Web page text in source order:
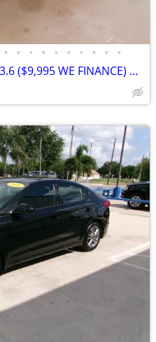
• • • • • • • • • •
2016 DODGE CHARGER SXT 3.6 ($9,995 WE FINANCE) MENCHACA AUTO SALES